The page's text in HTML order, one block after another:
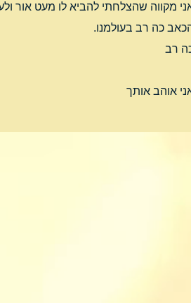
מקווה שהצלחתי להביא לו מעט אור
כה רב בעולמנו.
רב
אוהב אותך